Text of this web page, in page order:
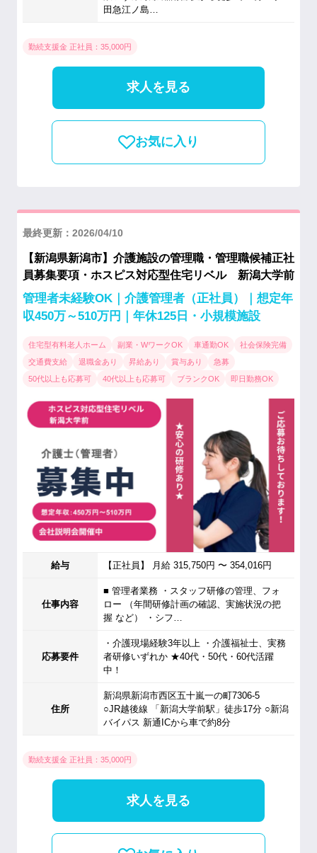
田急江ノ島…
勤続支援金 正社員：35,000円
求人を見る
お気に入り
最終更新：2026/04/10
【新潟県新潟市】介護施設の管理職・管理職候補正社
員募集要項・ホスピス対応型住宅リベル 新潟大学前
管理者未経験OK｜介護管理者（正社員）｜想定年
収450万～510万円｜年休125日・小規模施設
住宅型有料老人ホーム 副業・WワークOK 車通勤OK
社会保険完備
交通費支給
退職金あり 昇給あり 賞与あり
急募
50代以上も応募可
40代以上も応募可 ブランクOK 即日勤務OK
給与 【正社員】 月給 315,750円 〜 354,016円
仕事内容
■ 管理者業務 ・スタッフ研修の管理、フォ
ロー （年間研修計画の確認、実施状況の把
握 など） ・シフ…
応募要件
・介護現場経験3年以上 ・介護福祉士、実務
者研修いずれか ★40代・50代・60代活躍
中！
住所
新潟県新潟市西区五十嵐一の町7306-5
○JR越後線 「新潟大学前駅」徒歩17分 ○新潟
バイパス 新通ICから車で約8分
勤続支援金 正社員：35,000円
求人を見る